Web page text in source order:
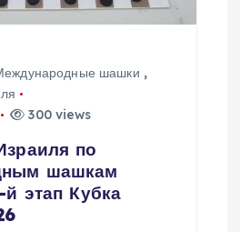
шашки ,
300 views
по
шашкам
этап Кубка